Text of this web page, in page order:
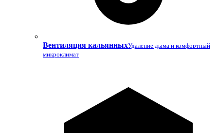
Вентиляция кальянныхУдаление дыма и комфортный
микроклимат